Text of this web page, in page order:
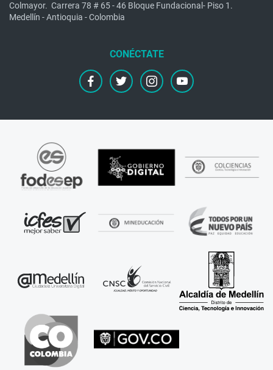
Colmayor. Carrera 78 # 65 - 46 Bloque Fundacional- Piso 1.
Medellín - Antioquia - Colombia
facebooktwitter instagramyoutube